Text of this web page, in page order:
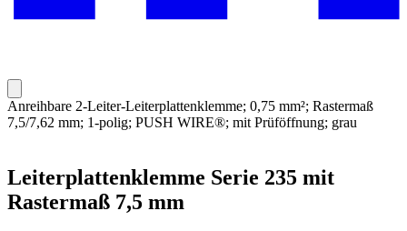
Anreihbare 2-Leiter-Leiterplattenklemme; 0,75 mm²; Rastermaß
7,5/7,62 mm; 1-polig; PUSH WIRE®; mit Prüföffnung; grau
Leiterplattenklemme Serie 235 mit
Rastermaß 7,5 mm